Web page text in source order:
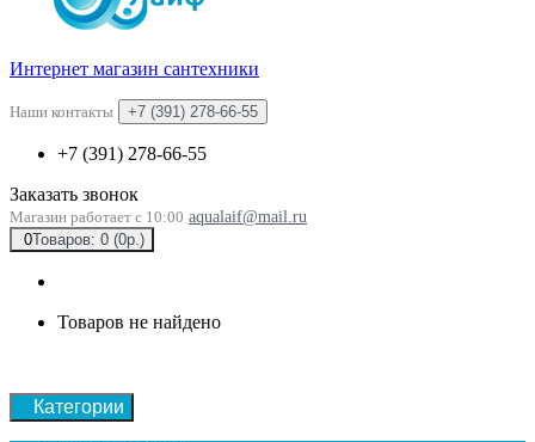
Интернет магазин сантехники
Наши контакты +7 (391) 278-66-55
+7 (391) 278-66-55
Заказать звонок
Магазин работает с 10:00 aqualaif@mail.ru
0Товаров: 0 (0р.)
Товаров не найдено
Категории